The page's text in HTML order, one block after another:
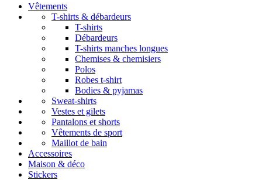
Vêtements
T-shirts & débardeurs
T-shirts
Débardeurs
T-shirts manches longues
Chemises & chemisiers
Polos
Robes t-shirt
Bodies & pyjamas
Sweat-shirts
Vestes et gilets
Pantalons et shorts
Vêtements de sport
Maillot de bain
Accessoires
Maison & déco
Stickers